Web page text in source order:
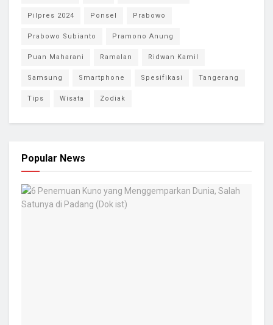
Pilpres 2024 Ponsel Prabowo
Prabowo Subianto Pramono Anung
Puan Maharani Ramalan Ridwan Kamil
Samsung Smartphone Spesifikasi Tangerang
Tips Wisata Zodiak
Popular News